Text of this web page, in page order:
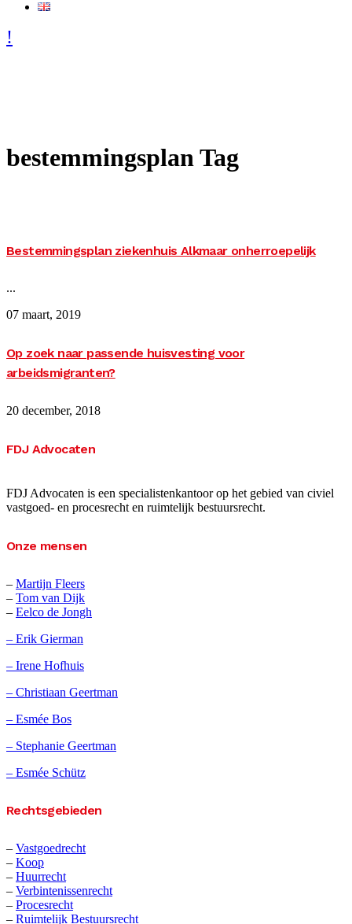
bestemmingsplan Tag
Bestemmingsplan ziekenhuis Alkmaar onherroepelijk
...
07 maart, 2019
Op zoek naar passende huisvesting voor
arbeidsmigranten?
20 december, 2018
FDJ Advocaten
FDJ Advocaten is een specialistenkantoor op het gebied van civiel
vastgoed- en procesrecht en ruimtelijk bestuursrecht.
Onze mensen
– Martijn Fleers
– Tom van Dijk
– Eelco de Jongh
– Erik Gierman
– Irene Hofhuis
– Christiaan Geertman
– Esmée Bos
– Stephanie Geertman
– Esmée Schütz
Rechtsgebieden
– Vastgoedrecht
– Koop
– Huurrecht
– Verbintenissenrecht
– Procesrecht
– Ruimtelijk Bestuursrecht